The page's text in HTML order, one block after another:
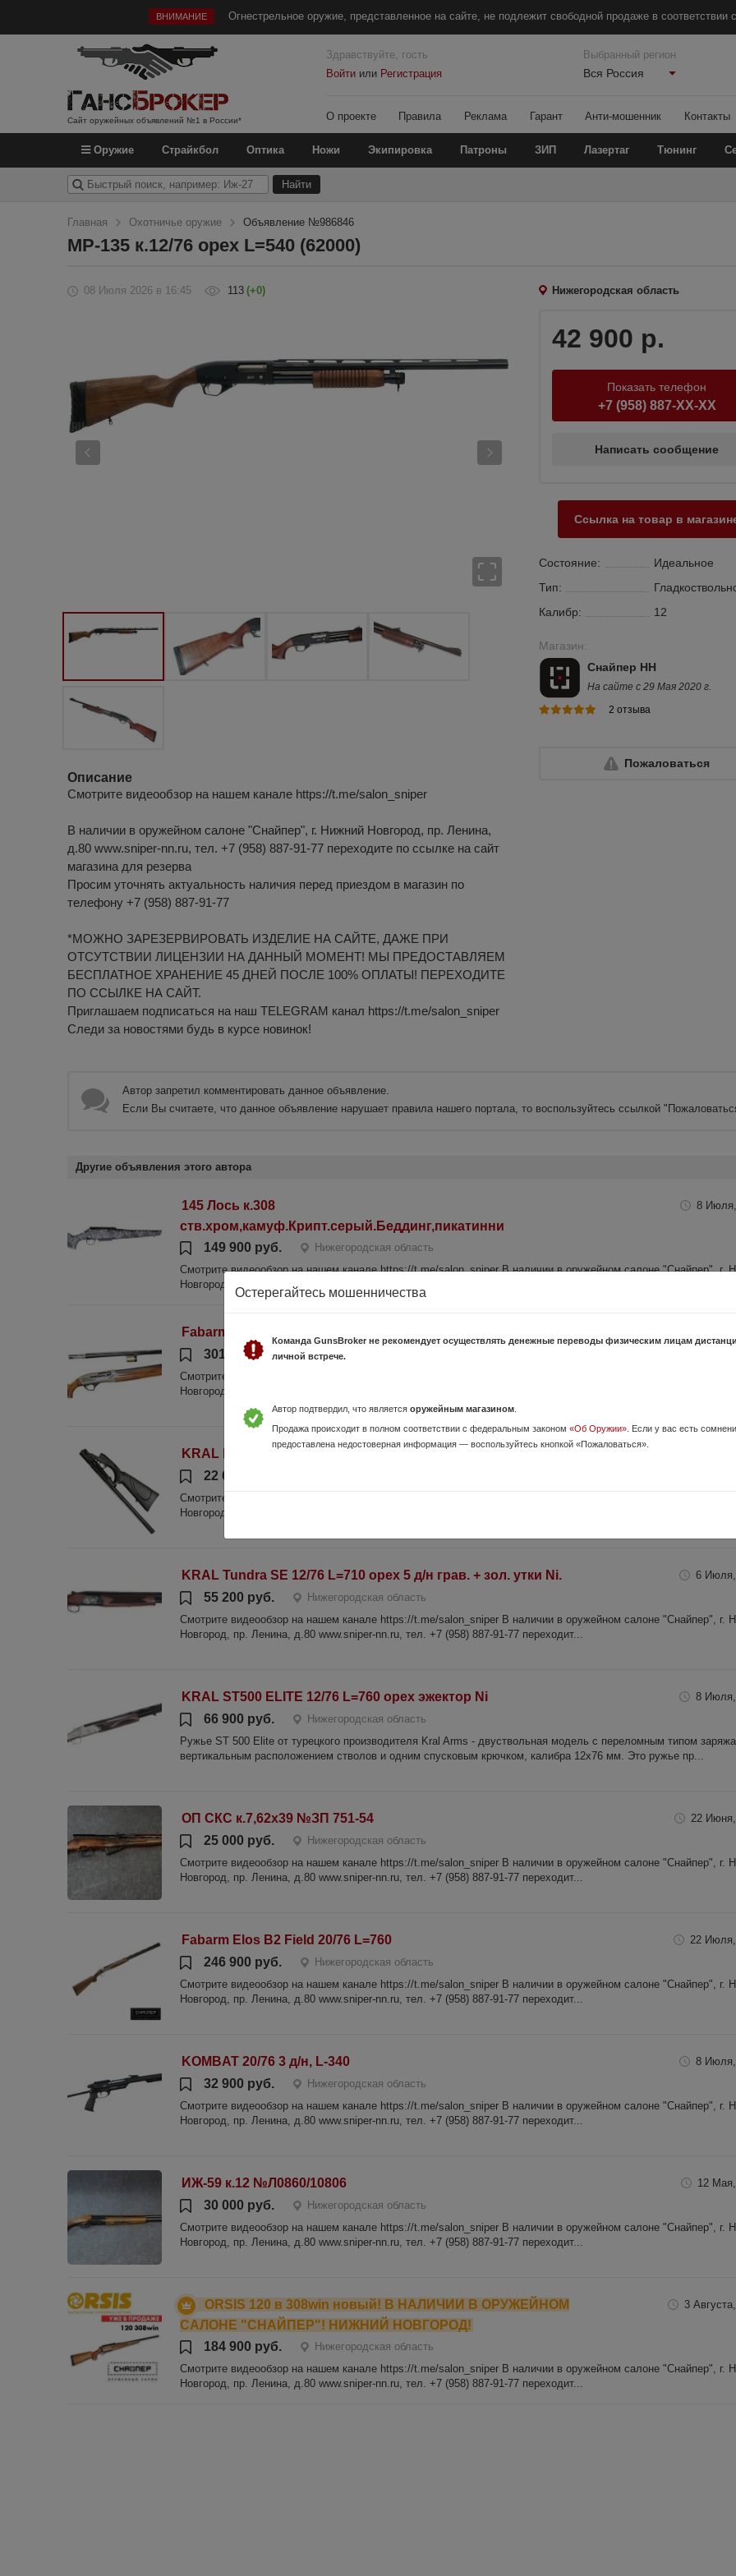
ВНИМАНИЕ Огнестрельное оружие, представленное на сайте, не подлежит свободной продаже в
Сайт оружейных объявлений №1 в России*
Здравствуйте, гость
Войтиили Регистрация
Выбранный регион
Вся Россия
О проекте Правила Реклама Гарант Анти-мошенник Контакты
Оружие Страйкбол Оптика Ножи Экипировка Патроны ЗИП Лазертаг Тюнинг
Главная Охотничье оружие Объявление №986846
МР-135 к.12/76 орех L=540 (62000)
08 Июля 2026 в 16:45 113 (+0) Нижегородская область
Описание
Смотрите видеообзор на нашем канале https://t.me/salon_sniper
В наличии в оружейном салоне "Снайпер", г. Нижний Новгород, пр. Ленина,
д.80 www.sniper-nn.ru, тел. +7 (958) 887-91-77 переходите по ссылке на сайт
магазина для резерва
Просим уточнять актуальность наличия перед приездом в магазин по
телефону +7 (958) 887-91-77
*МОЖНО ЗАРЕЗЕРВИРОВАТЬ ИЗДЕЛИЕ НА САЙТЕ, ДАЖЕ ПРИ
ОТСУТСТВИИ ЛИЦЕНЗИИ НА ДАННЫЙ МОМЕНТ! МЫ ПРЕДОСТАВЛЯЕМ
БЕСПЛАТНОЕ ХРАНЕНИЕ 45 ДНЕЙ ПОСЛЕ 100% ОПЛАТЫ! ПЕРЕХОДИТЕ
ПО ССЫЛКЕ НА САЙТ.
Приглашаем подписаться на наш TELEGRAM канал https://t.me/salon_sniper
Следи за новостями будь в курсе новинок!
42 900 р.
Показать телефон
+7 (958) 887-XX-XX
Написать сообщение
Ссылка на товар в
Состояние:
Идеальное
Тип:
Калибр:
12
Магазин:
Снайпер НН
На сайте с 29 Мая 2020 г.
2 отзыва
Пожаловаться
Автор запретил комментировать данное объявление.
Если Вы считаете, что данное объявление нарушает правила нашего портала, то воспользуйтесь ссылкой
Другие объявления этого автора
145 Лось к.308
ств.хром,камуф.Крипт.серый.Беддинг,пикатинни
8
149 900 руб.
Нижегородская область
Смотрите видеообзор на нашем канале https://t.me/salon_sniper В наличии в оружейном салоне "Снайпер", г.
Новгород, пр. Ленина, д.80 www.sniper-nn.ru, тел. +7 (958) 887-91-77 переходит...
Fabarm XLR 5 Combo 760/510 12/76
301 000 руб.
Нижегородская область
Смотрите видеообзор на нашем канале https://t.me/salon_sniper В наличии в оружейном салоне "Снайпер", г.
Новгород, пр. Ленина, д.80 www.sniper-nn.ru, тел. +7 (958) 887-91-77 переходит...
KRAL Raptor к.12/76 3 д/н, L=610 пластик
22 650 руб.
Смотрите видеообзор на нашем канале https://t.me/salon_sniper В наличии в оружейном салоне "Снайпер", г.
Новгород, пр. Ленина, д.80 www.sniper-nn.ru, тел. +7 (958) 887-91-77 переходит...
KRAL Tundra SE 12/76 L=710 орех 5 д/н грав. + зол. утки Ni. 6
55 200 руб.
Нижегородская область
Смотрите видеообзор на нашем канале https://t.me/salon_sniper В наличии в оружейном салоне "Снайпер", г.
Новгород, пр. Ленина, д.80 www.sniper-nn.ru, тел. +7 (958) 887-91-77 переходит...
KRAL ST500 ELITE 12/76 L=760 орех эжектор Ni 8
66 900 руб.
Нижегородская область
Ружье ST 500 Elite от турецкого производителя Kral Arms - двуствольная модель с переломным типом
вертикальным расположением стволов и одним спусковым крючком, калибра 12х76 мм. Это ружье пр...
ОП СКС к.7,62х39 №ЗП 751-54 22
25 000 руб.
Нижегородская область
Смотрите видеообзор на нашем канале https://t.me/salon_sniper В наличии в оружейном салоне "Снайпер", г.
Новгород, пр. Ленина, д.80 www.sniper-nn.ru, тел. +7 (958) 887-91-77 переходит...
Fabarm Elos B2 Field 20/76 L=760 22
246 900 руб.
Нижегородская область
Смотрите видеообзор на нашем канале https://t.me/salon_sniper В наличии в оружейном салоне "Снайпер", г.
Новгород, пр. Ленина, д.80 www.sniper-nn.ru, тел. +7 (958) 887-91-77 переходит...
KOMBAT 20/76 3 д/н, L-340 8
32 900 руб.
Нижегородская область
Смотрите видеообзор на нашем канале https://t.me/salon_sniper В наличии в оружейном салоне "Снайпер", г.
Новгород, пр. Ленина, д.80 www.sniper-nn.ru, тел. +7 (958) 887-91-77 переходит...
ИЖ-59 к.12 №Л0860/10806 12
30 000 руб.
Нижегородская область
Смотрите видеообзор на нашем канале https://t.me/salon_sniper В наличии в оружейном салоне "Снайпер", г.
Новгород, пр. Ленина, д.80 www.sniper-nn.ru, тел. +7 (958) 887-91-77 переходит...
ORSIS 120 в 308win новый! В НАЛИЧИИ В ОРУЖЕЙНОМ
САЛОНЕ "СНАЙПЕР"! НИЖНИЙ НОВГОРОД!
3
184 900 руб.
Нижегородская область
Смотрите видеообзор на нашем канале https://t.me/salon_sniper В наличии в оружейном салоне "Снайпер", г.
Новгород, пр. Ленина, д.80 www.sniper-nn.ru, тел. +7 (958) 887-91-77 переходит...
Остерегайтесь мошенничества
Команда GunsBroker не рекомендует осуществлять денежные переводы физическим лицам
личной встрече.
Автор подтвердил, что является оружейным магазином
Продажа происходит в полном соответствии с федеральным законом «Об Оружии» . Если у вас есть
предоставлена недостоверная информация — воспользуйтесь кнопкой «Пожаловаться».